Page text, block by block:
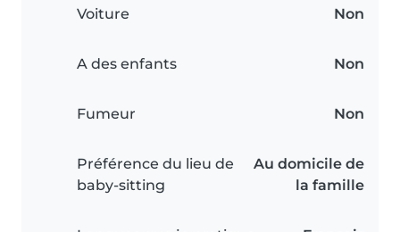
Voiture Non
A des enfants Non
Fumeur Non
Préférence du lieu de
baby-sitting
Au domicile de
la famille